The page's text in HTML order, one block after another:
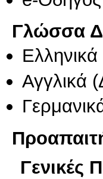
Γλώσσα
Ελληνικά
Αγγλικά
Γενικές